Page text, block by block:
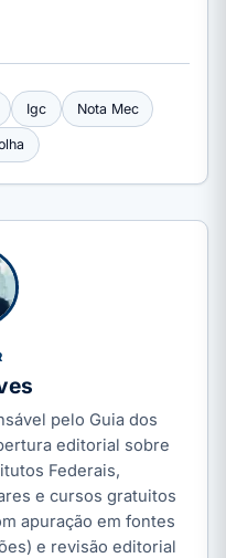
Igc Nota Mec
pelo Guia dos
editorial sobre
Federais,
e cursos gratuitos
apuração em fontes
e revisão editorial